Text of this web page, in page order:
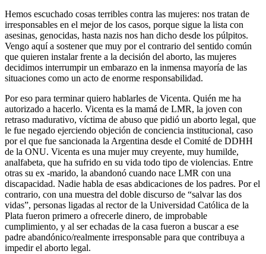
Hemos escuchado cosas terribles contra las mujeres: nos tratan de
irresponsables en el mejor de los casos, porque sigue la lista con
asesinas, genocidas, hasta nazis nos han dicho desde los púlpitos.
Vengo aquí a sostener que muy por el contrario del sentido común
que quieren instalar frente a la decisión del aborto, las mujeres
decidimos interrumpir un embarazo en la inmensa mayoría de las
situaciones como un acto de enorme responsabilidad.
Por eso para terminar quiero hablarles de Vicenta. Quién me ha
autorizado a hacerlo. Vicenta es la mamá de LMR, la joven con
retraso madurativo, víctima de abuso que pidió un aborto legal, que
le fue negado ejerciendo objeción de conciencia institucional, caso
por el que fue sancionada la Argentina desde el Comité de DDHH
de la ONU. Vicenta es una mujer muy creyente, muy humilde,
analfabeta, que ha sufrido en su vida todo tipo de violencias. Entre
otras su ex -marido, la abandonó cuando nace LMR con una
discapacidad. Nadie habla de esas abdicaciones de los padres. Por el
contrario, con una muestra del doble discurso de “salvar las dos
vidas”, personas ligadas al rector de la Universidad Católica de la
Plata fueron primero a ofrecerle dinero, de improbable
cumplimiento, y al ser echadas de la casa fueron a buscar a ese
padre abandónico/realmente irresponsable para que contribuya a
impedir el aborto legal.